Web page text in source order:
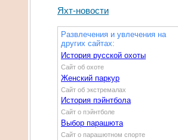
Яхт-новости
Развлечения и увлечения на
других сайтах:
История русской охоты
Сайт об охоте
Женский паркур
Сайт об экстремалах
История пэйнтбола
Сайт о пэйнтболе
Выбор парашюта
Сайт о парашютном спорте